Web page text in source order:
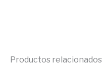
Productos relacionados